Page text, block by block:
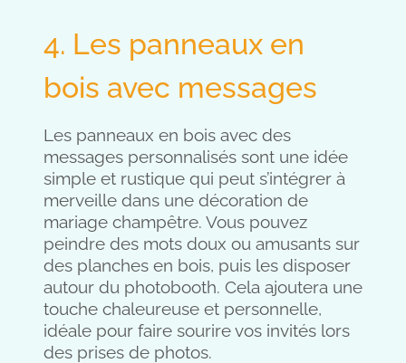
4. Les panneaux en
bois avec messages
Les panneaux en bois avec des
messages personnalisés sont une idée
simple et rustique qui peut s’intégrer à
merveille dans une décoration de
mariage champêtre. Vous pouvez
peindre des mots doux ou amusants sur
des planches en bois, puis les disposer
autour du photobooth. Cela ajoutera une
touche chaleureuse et personnelle,
idéale pour faire sourire vos invités lors
des prises de photos.